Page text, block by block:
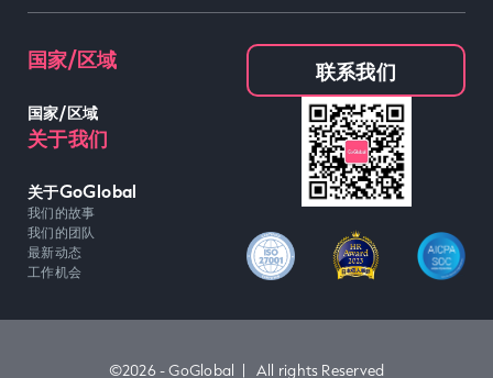
国家/区域
国家/区域
关于我们
关于GoGlobal
我们的故事
我们的团队
最新动态
工作机会
联系我们
©2026 - GoGlobal | All rights Reserved